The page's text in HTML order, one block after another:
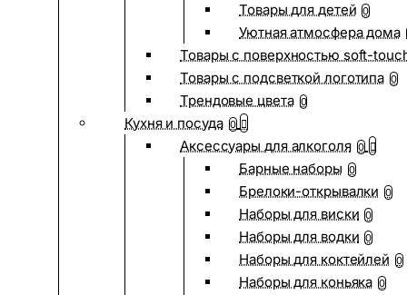
Товары для детей 0
Уютная атмосфера дома
Товары с поверхностью soft-
Товары с подсветкой логотипа 0
Трендовые цвета 0
Кухня и посуда 0
Аксессуары для алкоголя 0
Барные наборы 0
Брелоки-открывалки 0
Наборы для виски 0
Наборы для водки 0
Наборы для коктейлей 0
Наборы для коньяка 0